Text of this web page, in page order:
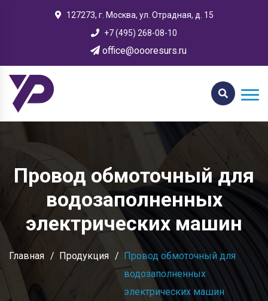
127273, г. Москва, ул. Отрадная, д. 15
+7 (495) 268-08-10
office@oooresurs.ru
Провод обмоточный для
водозаполненных
электрических машин
Главная Продукция
Провод обмоточный для
водозаполненных
электрических машин